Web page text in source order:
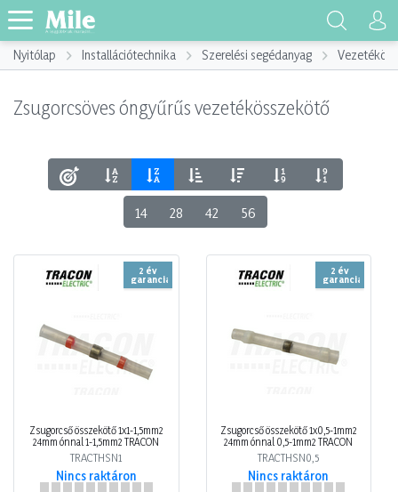
Nyitólap Installációtechnika Szerelési segédanyag
Zsugorcsöves óngyűrűs vezetékösszekötő
14 28 42 56
2 év
garancia
Zsugorcső összekötő 1x1-1,5mm2
24mm ónnal 1-1,5mm2 TRACON
TRACTHSN1
Nincs raktáron
2 év
garancia
Zsugorcső összekötő 1x0,5-1mm2
24mm ónnal 0,5-1mm2 TRACON
TRACTHSN0,5
Nincs raktáron